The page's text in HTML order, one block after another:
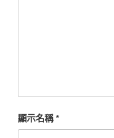
顯示名稱*